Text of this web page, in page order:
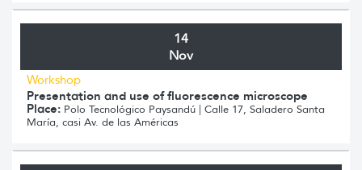
14
Nov
Workshop
Presentation and use of fluorescence microscope
Place: Polo Tecnológico Paysandú | Calle 17, Saladero Santa
María, casi Av. de las Américas